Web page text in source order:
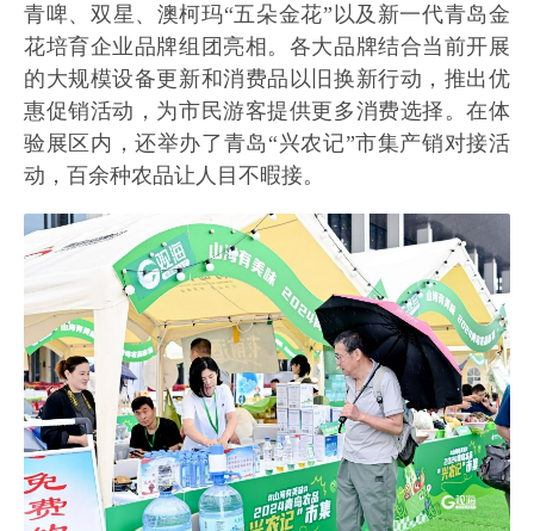
青啤、双星、澳柯玛“五朵金花”以及新一代青岛金
花培育企业品牌组团亮相。各大品牌结合当前开展
的大规模设备更新和消费品以旧换新行动，推出优
惠促销活动，为市民游客提供更多消费选择。在体
验展区内，还举办了青岛“兴农记”市集产销对接活
动，百余种农品让人目不暇接。